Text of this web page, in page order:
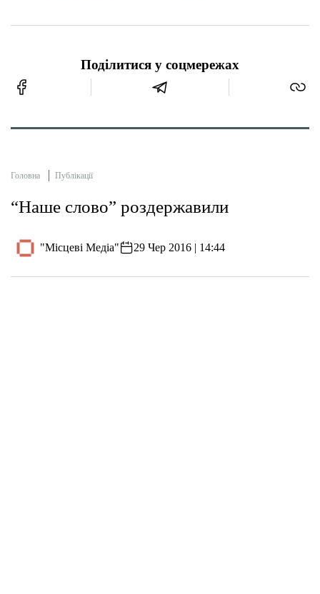
Поділитися у соцмережах
Головна Публікації
“Наше слово” роздержавили
"Місцеві Медіа" 29 Чер 2016 | 14:44